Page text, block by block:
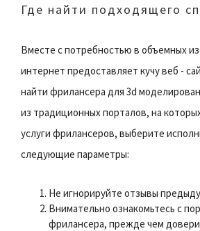
Где найти подходящего
Вместе с потребностью в объемных
интернет предоставляет кучу веб -
найти фрилансера для 3d
из традиционных порталов, на
услуги фрилансеров, выберите
следующие параметры:
Не игнорируйте отзывы
Внимательно ознакомьтесь с
фрилансера, прежде чем